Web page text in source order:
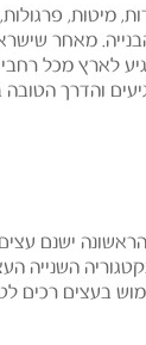
מיטות,
מאחר
לארץ מכל רחבי
והדרך הטובה
ישנם עצים
השנייה
בעצים רכים